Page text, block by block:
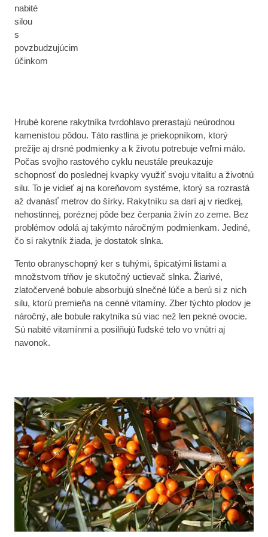
nabité
silou
s
povzbudzujúcim
účinkom
Hrubé korene rakytníka tvrdohlavo prerastajú neúrodnou
kamenistou pôdou. Táto rastlina je priekopníkom, ktorý
prežije aj drsné podmienky a k životu potrebuje veľmi málo.
Počas svojho rastového cyklu neustále preukazuje
schopnosť do poslednej kvapky využiť svoju vitalitu a životnú
silu. To je vidieť aj na koreňovom systéme, ktorý sa rozrastá
až dvanásť metrov do šírky. Rakytníku sa darí aj v riedkej,
nehostinnej, poréznej pôde bez čerpania živín zo zeme. Bez
problémov odolá aj takýmto náročným podmienkam. Jediné,
čo si rakytník žiada, je dostatok slnka.
Tento obranyschopný ker s tuhými, špicatými listami a
množstvom tŕňov je skutočný uctievač slnka. Žiarivé,
zlatočervené bobule absorbujú slnečné lúče a berú si z nich
silu, ktorú premieňa na cenné vitamíny. Zber týchto plodov je
náročný, ale bobule rakytníka sú viac než len pekné ovocie.
Sú nabité vitamínmi a posilňujú ľudské telo vo vnútri aj
navonok.